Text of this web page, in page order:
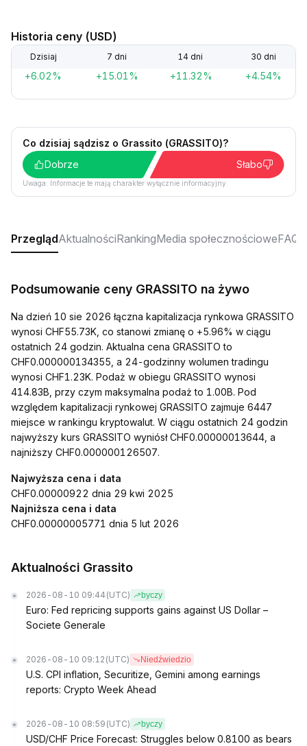
Historia ceny (USD)
Dzisiaj 7 dni 14 dni 30 dni
+6.02% +15.01% +11.32% +4.54%
Co dzisiaj sądzisz o Grassito (GRASSITO)?
Dobrze
Słabo
Uwaga: Informacje te mają charakter wyłącznie informacyjny.
PrzeglądAktualnościRankingMedia społecznościoweFAQ
Podsumowanie ceny GRASSITO na żywo
Na dzień 10 sie 2026 łączna kapitalizacja rynkowa GRASSITO
wynosi CHF55.73K, co stanowi zmianę o +5.96% w ciągu
ostatnich 24 godzin. Aktualna cena GRASSITO to
CHF0.000000134355, a 24-godzinny wolumen tradingu
wynosi CHF1.23K. Podaż w obiegu GRASSITO wynosi
414.83B, przy czym maksymalna podaż to 1.00B. Pod
względem kapitalizacji rynkowej GRASSITO zajmuje 6447
miejsce w rankingu kryptowalut. W ciągu ostatnich 24 godzin
najwyższy kurs GRASSITO wyniósł CHF0.00000013644, a
najniższy CHF0.000000126507.
Najwyższa cena i data
CHF0.00000922 dnia 29 kwi 2025
Najniższa cena i data
CHF0.00000005771 dnia 5 lut 2026
Aktualności Grassito
2026-08-10 09:44 (UTC) byczy
Euro: Fed repricing supports gains against US Dollar –
Societe Generale
2026-08-10 09:12 (UTC) Niedźwiedzio
U.S. CPI inflation, Securitize, Gemini among earnings
reports: Crypto Week Ahead
2026-08-10 08:59 (UTC) byczy
USD/CHF Price Forecast: Struggles below 0.8100 as bears